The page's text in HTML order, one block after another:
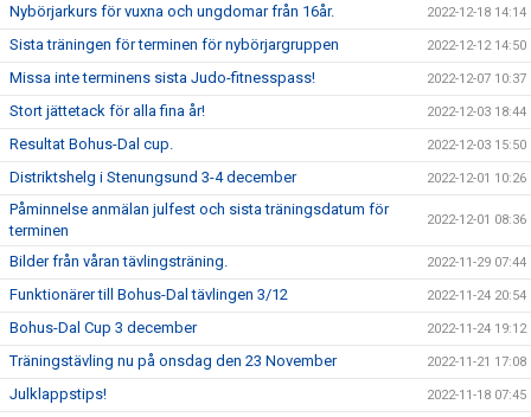
Nybörjarkurs för vuxna och ungdomar från 16år. 2022-12-18 14:14
Sista träningen för terminen för nybörjargruppen 2022-12-12 14:50
Missa inte terminens sista Judo-fitnesspass! 2022-12-07 10:37
Stort jättetack för alla fina år! 2022-12-03 18:44
Resultat Bohus-Dal cup. 2022-12-03 15:50
Distriktshelg i Stenungsund 3-4 december 2022-12-01 10:26
Påminnelse anmälan julfest och sista träningsdatum för
terminen
2022-12-01 08:36
Bilder från våran tävlingsträning. 2022-11-29 07:44
Funktionärer till Bohus-Dal tävlingen 3/12 2022-11-24 20:54
Bohus-Dal Cup 3 december 2022-11-24 19:12
Träningstävling nu på onsdag den 23 November 2022-11-21 17:08
Julklappstips! 2022-11-18 07:45